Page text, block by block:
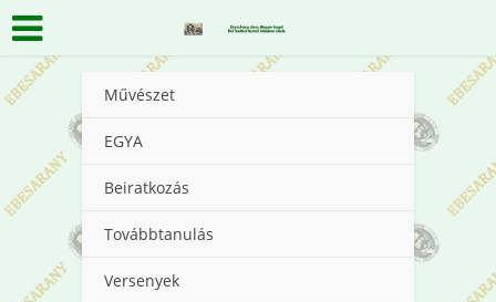
Művészet
EGYA
Beiratkozás
Továbbtanulás
Versenyek